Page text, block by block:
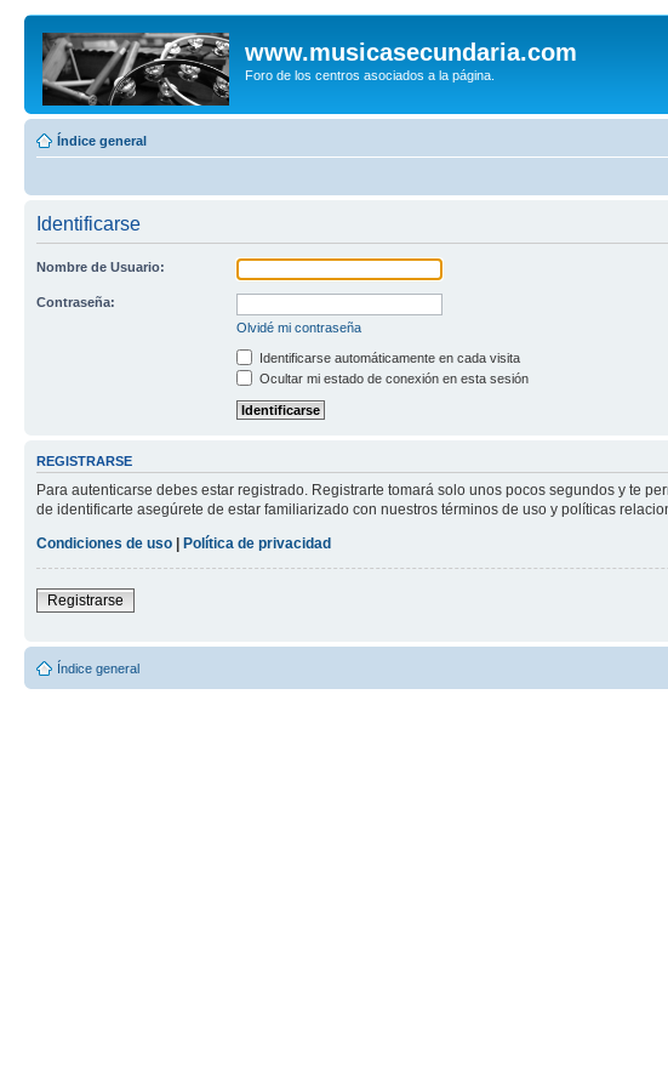
www.musicasecundaria.com
Foro de los centros asociados a la página.
Índice general
Identificarse
Nombre de Usuario:
Contraseña:
Olvidé mi contraseña
Identificarse automáticamente en cada visita
Ocultar mi estado de conexión en esta sesión
REGISTRARSE
Para autenticarse debes estar registrado. Registrarte tomará solo unos pocos segundos y te
de identificarte asegúrete de estar familiarizado con nuestros términos de uso y políticas
Condiciones de uso | Política de privacidad
Registrarse
Índice general